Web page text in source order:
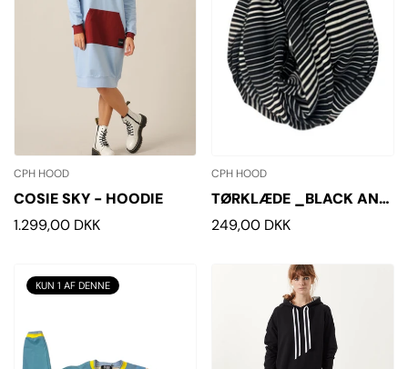
CPH HOOD
COSIE SKY - HOODIE
Normalpris
1.299,00 DKK
CPH HOOD
TØRKLÆDE _BLACK AND
WHITE STRIPES
Normalpris
249,00 DKK
KUN 1 AF DENNE